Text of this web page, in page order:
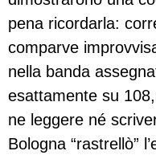
pena ricordarla:
comparve
nella banda
esattamente su
ne leggere né
Bologna “rastrellò”